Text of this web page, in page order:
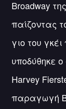
Broadway
παίζοντας
γιο του
υποδύθηκε
Harvey
παραγωγή